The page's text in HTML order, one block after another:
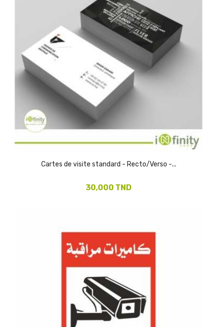
(1)
Cartes de visite standard - Recto/Verso -...
30,000 TND